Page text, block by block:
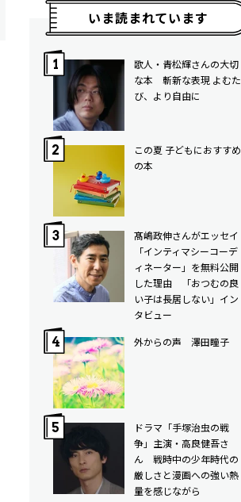
いま読まれています
歌人・青松輝さんの大切
な本 斬新な表現 よむた
び、より自由に
この夏 子どもにおすすめ
の本
髙嶋政伸さんがエッセイ
「インティマシーコーデ
ィネーター」を無料公開
した理由 「おつむの良
い子は長居しない」イン
タビュー
外からの声 澤田瞳子
ドラマ「手塚治虫の戦
争」主演・高良健吾さ
ん 戦時中の少年時代の
厳しさと漫画への強い熱
量を感じながら